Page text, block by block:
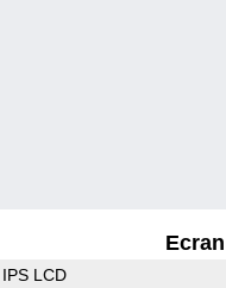
Ecran
IPS LCD